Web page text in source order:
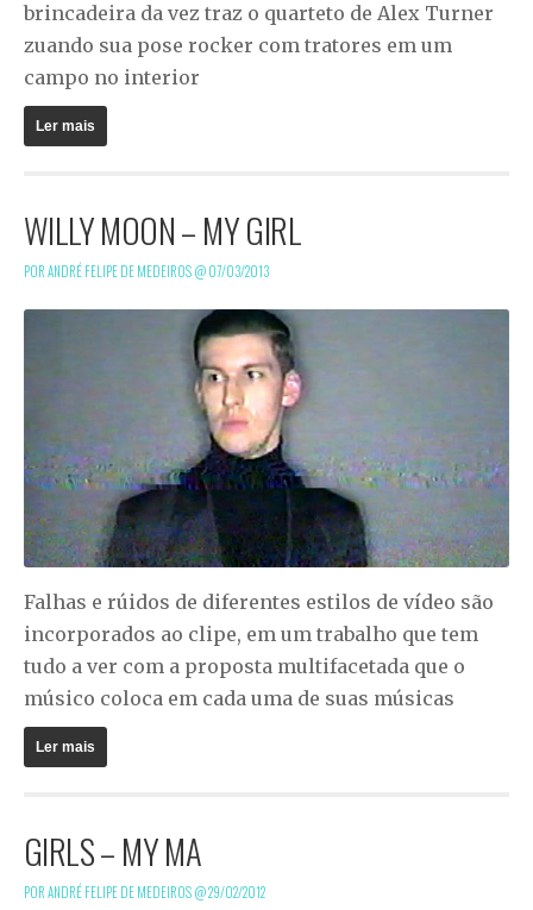
brincadeira da vez traz o quarteto de Alex Turner
zuando sua pose rocker com tratores em um
campo no interior
Ler mais
WILLY MOON – MY GIRL
POR ANDRÉ FELIPE DE MEDEIROS @07/03/2013
Falhas e rúidos de diferentes estilos de vídeo são
incorporados ao clipe, em um trabalho que tem
tudo a ver com a proposta multifacetada que o
músico coloca em cada uma de suas músicas
Ler mais
GIRLS – MY MA
POR ANDRÉ FELIPE DE MEDEIROS @29/02/2012